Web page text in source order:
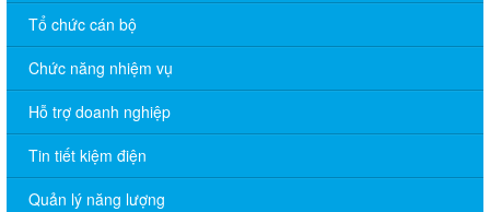
Tổ chức cán bộ
Chức năng nhiệm vụ
Hỗ trợ doanh nghiệp
Tin tiết kiệm điện
Quản lý năng lượng